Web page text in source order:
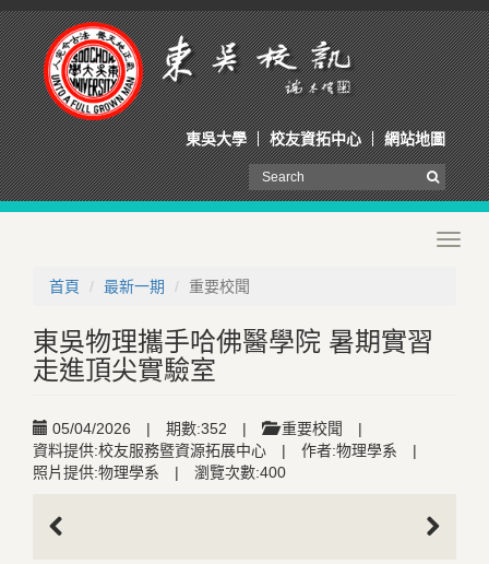
東吳大學 校友資拓中心 網站地圖
首頁
最新一期 重要校聞
東吳物理攜手哈佛醫學院 暑期實習
走進頂尖實驗室
05/04/2026 | 期數:352 | 重要校聞
|
資料提供:校友服務暨資源拓展中心
| 作者:物理學系
|
照片提供:物理學系
| 瀏覽次數:400